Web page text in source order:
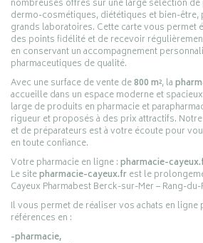
nombreuses offres sur une large sélection
dermo-cosmétiques, diététiques et bien-
grands laboratoires. Cette carte vous permet
des points fidélité et de recevoir
en conservant un accompagnement
pharmaceutiques de qualité.
Avec une surface de vente de800 m², la
accueille dans un espace moderne et
large de produits en pharmacie et
rigueur et proposés à des prix attractifs.
et de préparateurs est à votre écoute pour
en toute confiance.
Votre pharmacie en ligne :pharmacie-
Le sitepharmacie-cayeux.frest le
Cayeux Pharmabest Berck-sur-Mer – Rang-
Il vous permet de réaliser vos achats en
références en :
-pharmacie,